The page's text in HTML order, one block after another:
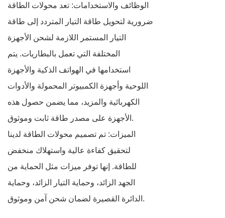
الوظائف والاستخدامات: تعد محولات الطاقة
ضرورية لتحويل طاقة التيار المتردد إلى طاقة
التيار المستمر اللازمة لشحن الأجهزة
المختلفة التي تعمل بالبطاريات. يتم
استخدامها في الهواتف الذكية والأجهزة
اللوحية وأجهزة الكمبيوتر المحمولة والأدوات
الكهربائية والمزيد، مما يضمن حصول هذه
الأجهزة على مصدر طاقة ثابت وموثوق.
الميزات: تم تصميم محولات الطاقة لدينا
لتحقيق كفاءة عالية واستهلاك منخفض
للطاقة. إنها توفر ميزات مثل الحماية من
الجهد الزائد، وحماية التيار الزائد، وحماية
الدائرة القصيرة لضمان شحن آمن وموثوق.